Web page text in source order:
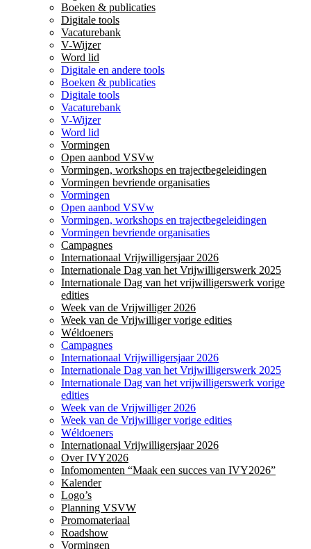
Boeken & publicaties
Digitale tools
Vacaturebank
V-Wijzer
Word lid
Digitale en andere tools
Boeken & publicaties
Digitale tools
Vacaturebank
V-Wijzer
Word lid
Vormingen
Open aanbod VSVw
Vormingen, workshops en trajectbegeleidingen
Vormingen bevriende organisaties
Vormingen
Open aanbod VSVw
Vormingen, workshops en trajectbegeleidingen
Vormingen bevriende organisaties
Campagnes
Internationaal Vrijwilligersjaar 2026
Internationale Dag van het Vrijwilligerswerk 2025
Internationale Dag van het vrijwilligerswerk vorige
edities
Week van de Vrijwilliger 2026
Week van de Vrijwilliger vorige edities
Wéldoeners
Campagnes
Internationaal Vrijwilligersjaar 2026
Internationale Dag van het Vrijwilligerswerk 2025
Internationale Dag van het vrijwilligerswerk vorige
edities
Week van de Vrijwilliger 2026
Week van de Vrijwilliger vorige edities
Wéldoeners
Internationaal Vrijwilligersjaar 2026
Over IVY2026
Infomomenten “Maak een succes van IVY2026”
Kalender
Logo’s
Planning VSVW
Promomateriaal
Roadshow
Vormingen